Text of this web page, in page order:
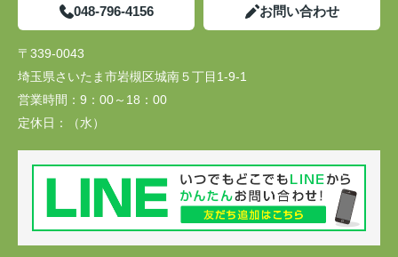
048-796-4156 お問い合わせ
〒339-0043
埼玉県さいたま市岩槻区城南５丁目1-9-1
営業時間： 9：00～18：00
定休日：
（水）